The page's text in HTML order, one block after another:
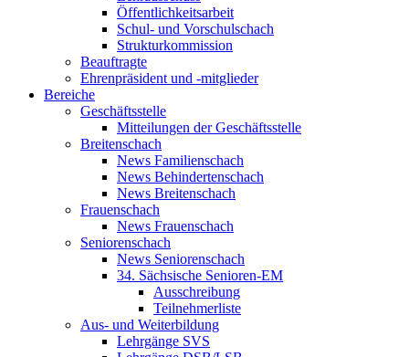
Öffentlichkeitsarbeit
Schul- und Vorschulschach
Strukturkommission
Beauftragte
Ehrenpräsident und -mitglieder
Bereiche
Geschäftsstelle
Mitteilungen der Geschäftsstelle
Breitenschach
News Familienschach
News Behindertenschach
News Breitenschach
Frauenschach
News Frauenschach
Seniorenschach
News Seniorenschach
34. Sächsische Senioren-EM
Ausschreibung
Teilnehmerliste
Aus- und Weiterbildung
Lehrgänge SVS